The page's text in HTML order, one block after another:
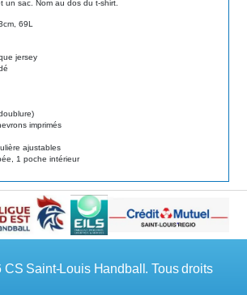
un sac. Nom au dos du t-shirt.
69L
jersey
imprimés
ajustables
1 poche intérieur
Saint-Louis Handball. Tous droits